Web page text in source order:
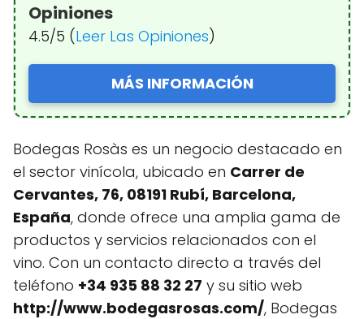
Opiniones
4.5/5 (Leer Las Opiniones)
MÁS INFORMACIÓN
Bodegas Rosàs es un negocio destacado en
el sector vinícola, ubicado en Carrer de
Cervantes, 76, 08191 Rubí, Barcelona,
España, donde ofrece una amplia gama de
productos y servicios relacionados con el
vino. Con un contacto directo a través del
teléfono +34 935 88 32 27 y su sitio web
http://www.bodegasrosas.com/, Bodegas